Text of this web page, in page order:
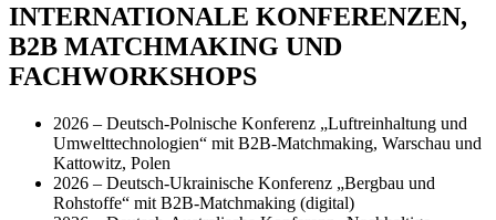
INTERNATIONALE KONFERENZEN,
B2B MATCHMAKING UND
FACHWORKSHOPS
2026 – Deutsch-Polnische Konferenz „Luftreinhaltung und
Umwelttechnologien“ mit B2B-Matchmaking, Warschau und
Kattowitz, Polen
2026 – Deutsch-Ukrainische Konferenz „Bergbau und
Rohstoffe“ mit B2B-Matchmaking (digital)